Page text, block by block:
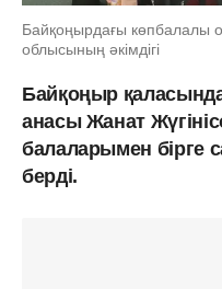
Байқоңырдағы көпбалалы
облысының әкімдігі
Байқоңыр
анасы Жанат
балаларымен бірге
берді.